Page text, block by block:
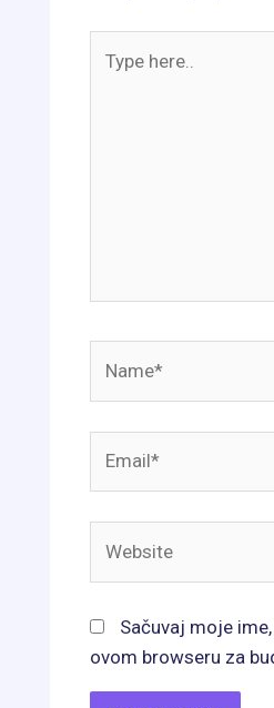
here..
Sačuvaj moje
ovom browseru za